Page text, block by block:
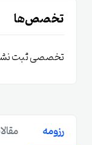
تخصص‌ها
تخصصی ثبت
رزومه